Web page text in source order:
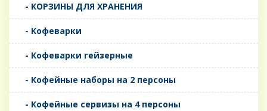
- КОРЗИНЫ ДЛЯ ХРАНЕНИЯ
- Кофеварки
- Кофеварки гейзерные
- Кофейные наборы на 2 персоны
- Кофейные сервизы на 4 персоны